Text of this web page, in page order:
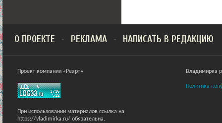
О ПРОЕКТЕ РЕКЛАМА НАПИСАТЬ В РЕДАКЦИЮ
Проект компании «Реарт»
При использовании материалов ссылка на
https://vladimirka.ru/ обязательна.
Владимирка
Политика